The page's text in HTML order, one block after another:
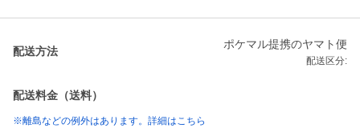
配送方法
ポケマル提携のヤマト便
配送区分:
配送料金（送料）
※離島などの例外はあります。詳細はこちら